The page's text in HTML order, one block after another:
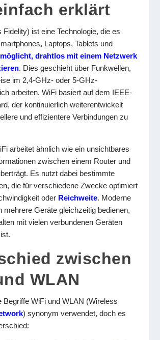
erklärt
Fidelity) ist eine Technologie, die es
Laptops, Tablets und
drahtlos mit einem Netzwerk
. Dies geschieht über Funkwellen,
im 2,4-GHz- oder 5-GHz-
arbeiten. WiFi basiert auf dem IEEE-
der kontinuierlich weiterentwickelt
und effizientere Verbindungen zu
arbeitet ähnlich wie ein unsichtbares
zwischen einem Router und
Es nutzt dabei bestimmte
die für verschiedene Zwecke optimiert
oder Reichweite. Moderne
mehrere Geräte gleichzeitig bedienen,
mit vielen verbundenen Geräten
zwischen
WLAN
Begriffe WiFi und WLAN (Wireless
) synonym verwendet, doch es